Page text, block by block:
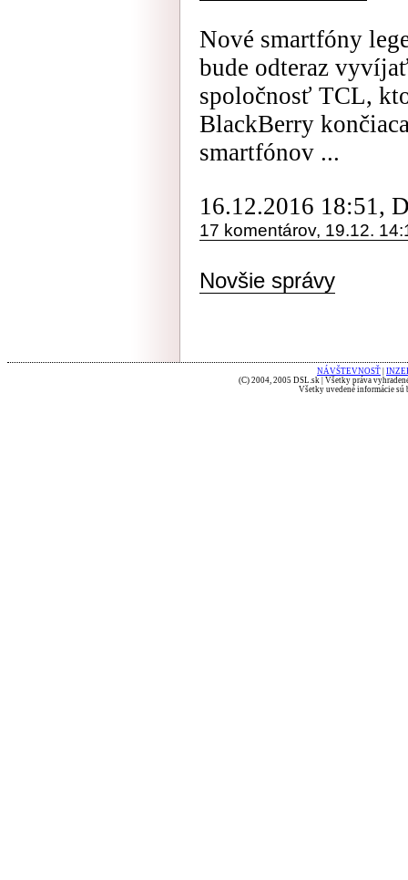
Nové smartfóny
bude odteraz
spoločnosť TCL,
BlackBerry
smartfónov ...
16.12.2016 18:51,
17 komentárov, 19.12.
Novšie správy
NÁVŠTEVNOSŤ
(C) 2004, 2005 DSL.sk | Všetky práva
Všetky uvedené informácie sú